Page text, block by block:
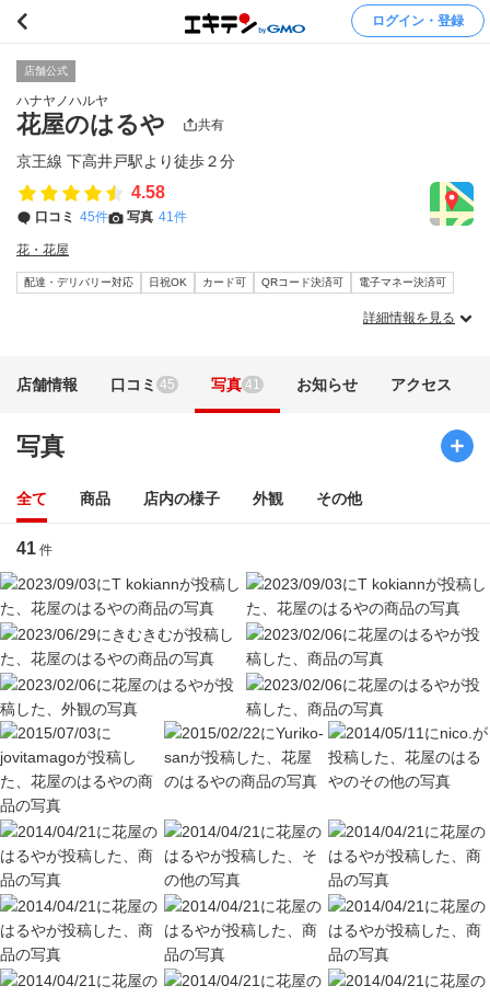
ログイン・登録
店舗公式
ハナヤノハルヤ
花屋のはるや 共有
京王線 下高井戸駅より徒歩２分
4.58
口コミ 45件 写真 41件
花・花屋
配達・デリバリー対応 日祝OK カード可 QRコード決済可 電子マネー決済可
詳細情報を見る
店舗情報 口コミ 45 写真 41 お知らせ アクセス
写真
全て 商品 店内の様子 外観 その他
41 件